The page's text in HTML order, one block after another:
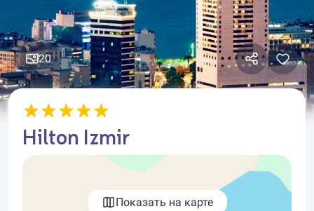
20
Hilton Izmir
Показать на карте